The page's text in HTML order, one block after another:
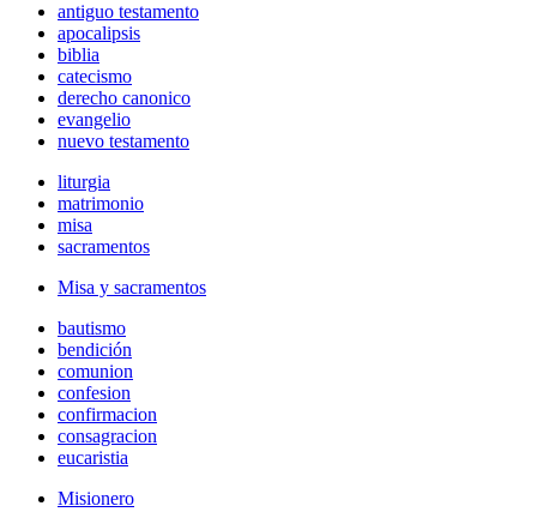
antiguo testamento
apocalipsis
biblia
catecismo
derecho canonico
evangelio
nuevo testamento
liturgia
matrimonio
misa
sacramentos
Misa y sacramentos
bautismo
bendición
comunion
confesion
confirmacion
consagracion
eucaristia
Misionero